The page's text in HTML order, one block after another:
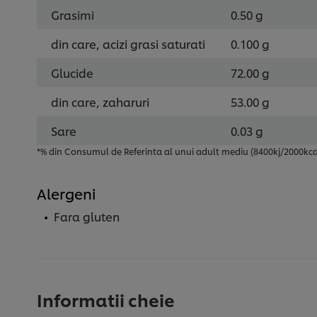
Grasimi
0.50 g
din care, acizi grasi saturati
0.100 g
Glucide
72.00 g
din care, zaharuri
53.00 g
Sare
0.03 g
*% din Consumul de Referinta al unui adult mediu (8400kj/
Alergeni
Fara gluten
Informatii cheie